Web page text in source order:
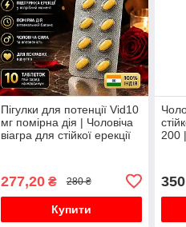
Пігулки для потенції Vid10
мг помірна дія | Чоловіча
віагра для стійкої ерекції
277,20₴ 280 ₴
Купити
200
350